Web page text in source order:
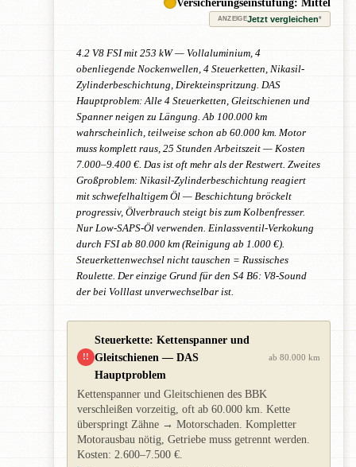
ANZEIGEJetzt vergleichen*
4.2 V8 FSI mit 253 kW — Vollaluminium, 4
obenliegende Nockenwellen, 4 Steuerketten, Nikasil-
Zylinderbeschichtung, Direkteinspritzung. DAS
Hauptproblem: Alle 4 Steuerketten, Gleitschienen und
Spanner neigen zu Längung. Ab 100.000 km
wahrscheinlich, teilweise schon ab 60.000 km. Motor
muss komplett raus, 25 Stunden Arbeitszeit — Kosten
7.000–9.400 €. Das ist oft mehr als der Restwert. Zweites
Großproblem: Nikasil-Zylinderbeschichtung reagiert
mit schwefelhaltigem Öl — Beschichtung bröckelt
progressiv, Ölverbrauch steigt bis zum Kolbenfresser.
Nur Low-SAPS-Öl verwenden. Einlassventil-Verkokung
durch FSI ab 80.000 km (Reinigung ab 1.000 €).
Steuerkettenwechsel nicht tauschen = Russisches
Roulette. Der einzige Grund für den S4 B6: V8-Sound
der bei Volllast unverwechselbar ist.
!!
Steuerkette: Kettenspanner und
Gleitschienen — DAS
Hauptproblem
ab 80.000 km
Kettenspanner und Gleitschienen des BBK
verschleißen vorzeitig, oft ab 60.000 km. Kette
überspringt Zähne → Motorschaden. Kompletter
Motorausbau nötig, Getriebe muss getrennt werden.
Kosten: 2.600–7.500 €.